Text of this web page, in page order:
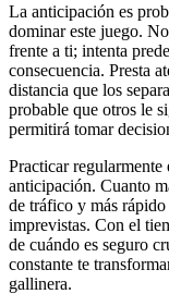
La anticipación es
dominar este juego.
frente a ti; intenta
consecuencia. Presta
distancia que los
probable que otros le
permitirá tomar
Practicar regularmente
anticipación. Cuanto
de tráfico y más
imprevistas. Con el
de cuándo es seguro
constante te
gallinera.